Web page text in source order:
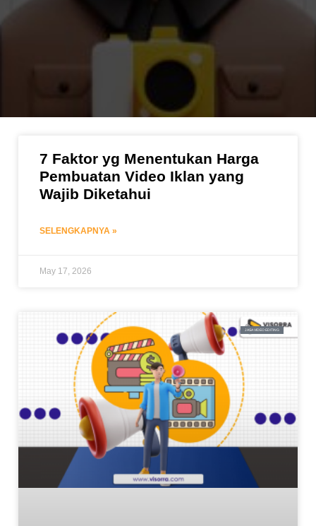
7 Faktor yg Menentukan Harga
Pembuatan Video Iklan yang
Wajib Diketahui
SELENGKAPNYA »
May 17, 2026
JASA VIDEO EDITING